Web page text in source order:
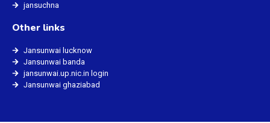
jansuchna
Other links
Jansunwai lucknow
Jansunwai banda
jansunwai.up.nic.in login
Jansunwai ghaziabad